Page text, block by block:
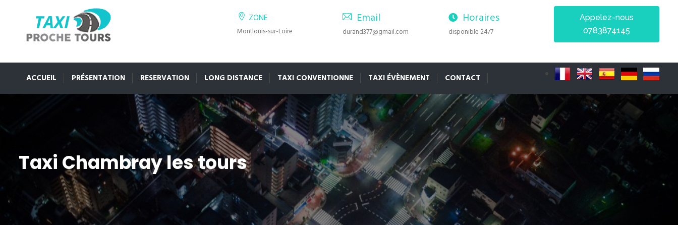
ZONE
Montlouis-sur-Loire
Email
durand377@gmail.com
Horaires
disponible 24/7
Appelez-nous
0783874145
ACCUEIL PRÉSENTATION RESERVATION LONG DISTANCE TAXI CONVENTIONNE TAXI ÉVÈNEMENT CONTACT
Taxi Chambray les tours